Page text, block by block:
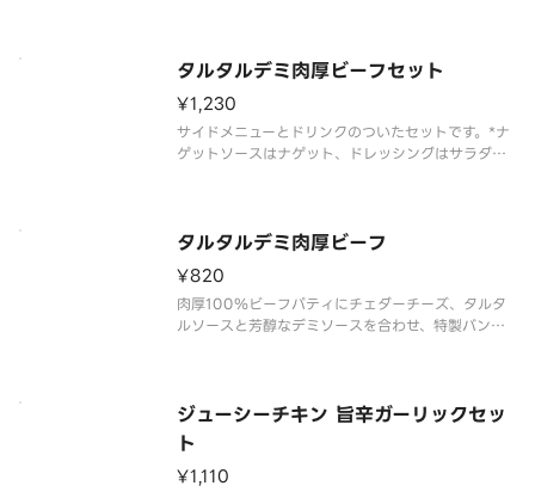
タルタルデミ肉厚ビーフセット
¥1,230
サイドメニューとドリンクのついたセットです。*ナ
ゲットソースはナゲット、ドレッシングはサラダを
タルタルデミ肉厚ビーフ
¥820
肉厚100％ビーフパティにチェダーチーズ、タルタ
ルソースと芳醇なデミソースを合わせ、特製バンズ
ジューシーチキン 旨辛ガーリックセッ
ト
¥1,110